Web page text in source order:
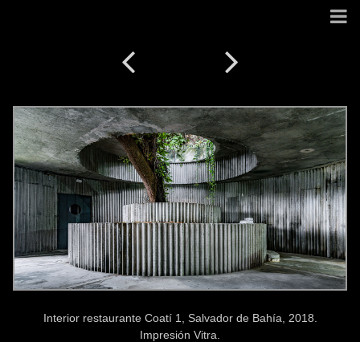
Interior restaurante Coatí 1, Salvador de Bahía, 2018.
Impresión Vitra.